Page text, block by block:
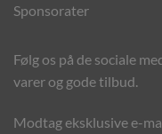
Sponsorater
Følg os på de sociale
varer og gode tilbud.
Modtag eksklusive e-